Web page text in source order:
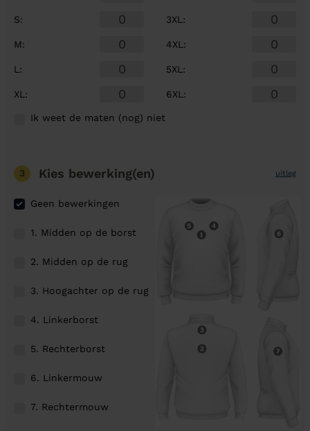
S:
M:
L :
XL :
3XL :
4XL :
5XL :
6XL :
Ik weet de maten (nog) niet
3 Kies bewerking(en) uitleg
Geen bewerkingen
1. Midden op de borst
2. Midden op de rug
3. Hoogachter op de rug
4. Linkerborst
5. Rechterborst
6. Linkermouw
7. Rechtermouw